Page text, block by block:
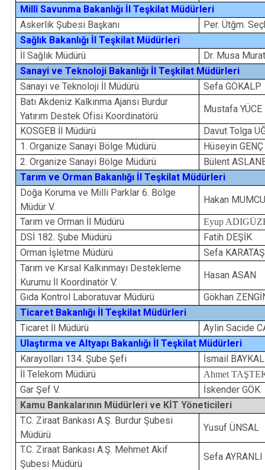
Millî Savunma Bakanlığı İl Teşkilat Müdürleri
Askerlik Şubesi Başkanı
Per. Ütğm.
Sağlık Bakanlığı İl Teşkilat Müdürleri
İl Sağlık Müdürü
Dr. Musa
Sanayi ve Teknoloji Bakanlığı İl Teşkilat Müdürleri
Sanayi ve Teknoloji İl Müdürü
Sefa GÖKALP
Batı Akdeniz Kalkınma Ajansı Burdur
Yatırım Destek Ofisi Koordinatörü
Mustafa YÜCE
KOSGEB İl Müdürü
Davut Tolga
1. Organize Sanayi Bölge Müdürü
Hüseyin GENÇ
2. Organize Sanayi Bölge Müdürü
Bülent
Tarım ve Orman Bakanlığı İl Teşkilat Müdürleri
Doğa Koruma ve Milli Parklar 6. Bölge
Müdür V.
Hakan
Tarım ve Orman İl Müdürü
Eyup
DSİ 182. Şube Müdürü
Fatih DEŞİK
Orman İşletme Müdürü
Sefa KARATAŞ
Tarım ve Kırsal Kalkınmayı Destekleme
Kurumu İl Koordinatör V.
Hasan ASAN
Gıda Kontrol Laboratuvar Müdürü
Gökhan
Ticaret Bakanlığı İl Teşkilat Müdürleri
Ticaret İl Müdürü
Aylin Sacide
Ulaştırma ve Altyapı Bakanlığı İl Teşkilat Müdürleri
Karayolları 134. Şube Şefi
İsmail BAYKAL
İl Telekom Müdürü
Ahmet
Gar Şef V.
İskender GÖK
Kamu Bankalarının Müdürleri ve KİT Yöneticileri
T.C. Ziraat Bankası A.Ş. Burdur Şubesi
Müdürü
Yusuf ÜNSAL
T.C. Ziraat Bankası A.Ş. Mehmet Akif
Şubesi Müdürü
Sefa AYRANLI